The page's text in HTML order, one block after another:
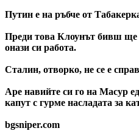
Путин е на ръбче от
Преди това Клоунът бивш ще
онази си работа.
Сталин, отворко, не се е
Аре навийте си го на Масур
капут с гурме насладата за
bgsniper.com